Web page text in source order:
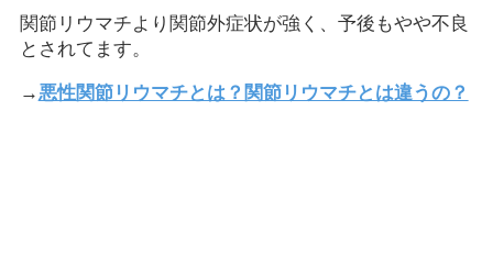
関節リウマチより関節外症状が強く、予後もやや不良
とされてます。
→悪性関節リウマチとは？関節リウマチとは違うの？